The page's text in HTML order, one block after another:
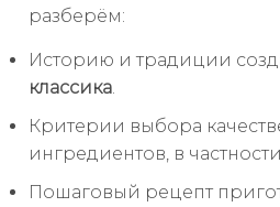
разберём:
Историю и традиции
классика.
Критерии выбора
ингредиентов, в
Пошаговый рецепт